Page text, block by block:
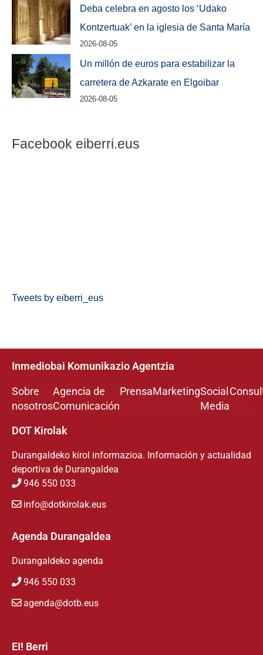
Deba celebra en agosto los ‘Udako
Kontzertuak’ en la iglesia de Santa María
2026-08-05
Un millón de euros para estabilizar la
carretera de Azkarate en Elgoibar
2026-08-05
Facebook eiberri.eus
Tweets by eiberri_eus
Inmediobai Komunikazio Agentzia
Sobre
nosotros
Agencia de
Comunicación
PrensaMarketingSocial
Media
DOT Kirolak
Durangaldeko kirol informazioa. Información y actualidad
deportiva de Durangaldea
946 550 033
info@dotkirolak.eus
Agenda Durangaldea
Durangaldeko agenda
946 550 033
agenda@dotb.eus
EI! Berri